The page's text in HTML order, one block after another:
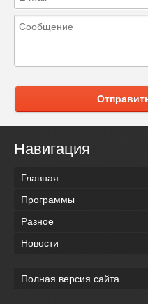
Навигация
Главная
Программы
Разное
Новости
Полная версия сайта